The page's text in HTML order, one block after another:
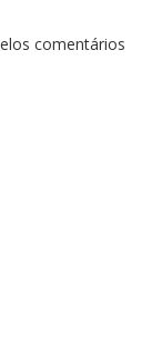
comentários